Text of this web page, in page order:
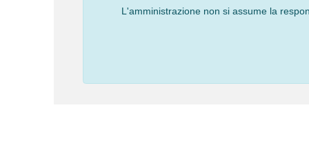
L'amministrazione non si assume la